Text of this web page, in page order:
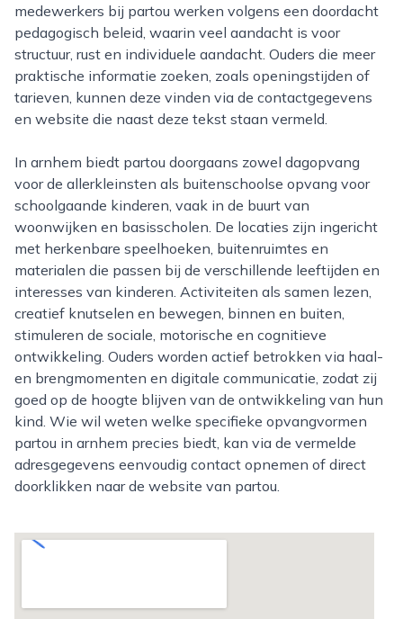
medewerkers bij partou werken volgens een doordacht
pedagogisch beleid, waarin veel aandacht is voor
structuur, rust en individuele aandacht. Ouders die meer
praktische informatie zoeken, zoals openingstijden of
tarieven, kunnen deze vinden via de contactgegevens
en website die naast deze tekst staan vermeld.
In arnhem biedt partou doorgaans zowel dagopvang
voor de allerkleinsten als buitenschoolse opvang voor
schoolgaande kinderen, vaak in de buurt van
woonwijken en basisscholen. De locaties zijn ingericht
met herkenbare speelhoeken, buitenruimtes en
materialen die passen bij de verschillende leeftijden en
interesses van kinderen. Activiteiten als samen lezen,
creatief knutselen en bewegen, binnen en buiten,
stimuleren de sociale, motorische en cognitieve
ontwikkeling. Ouders worden actief betrokken via haal-
en brengmomenten en digitale communicatie, zodat zij
goed op de hoogte blijven van de ontwikkeling van hun
kind. Wie wil weten welke specifieke opvangvormen
partou in arnhem precies biedt, kan via de vermelde
adresgegevens eenvoudig contact opnemen of direct
doorklikken naar de website van partou.